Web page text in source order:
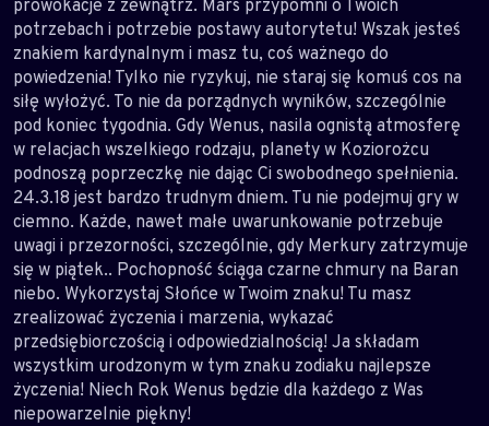
prowokacje z zewnątrz. Mars przypomni o Twoich
potrzebach i potrzebie postawy autorytetu! Wszak jesteś
znakiem kardynalnym i masz tu, coś ważnego do
powiedzenia! Tylko nie ryzykuj, nie staraj się komuś cos na
siłę wyłożyć. To nie da porządnych wyników, szczególnie
pod koniec tygodnia. Gdy Wenus, nasila ognistą atmosferę
w relacjach wszelkiego rodzaju, planety w Koziorożcu
podnoszą poprzeczkę nie dając Ci swobodnego spełnienia.
24.3.18 jest bardzo trudnym dniem. Tu nie podejmuj gry w
ciemno. Każde, nawet małe uwarunkowanie potrzebuje
uwagi i przezorności, szczególnie, gdy Merkury zatrzymuje
się w piątek.. Pochopność ściąga czarne chmury na Baran
niebo. Wykorzystaj Słońce w Twoim znaku! Tu masz
zrealizować życzenia i marzenia, wykazać
przedsiębiorczością i odpowiedzialnością! Ja składam
wszystkim urodzonym w tym znaku zodiaku najlepsze
życzenia! Niech Rok Wenus będzie dla każdego z Was
niepowarzelnie piękny!